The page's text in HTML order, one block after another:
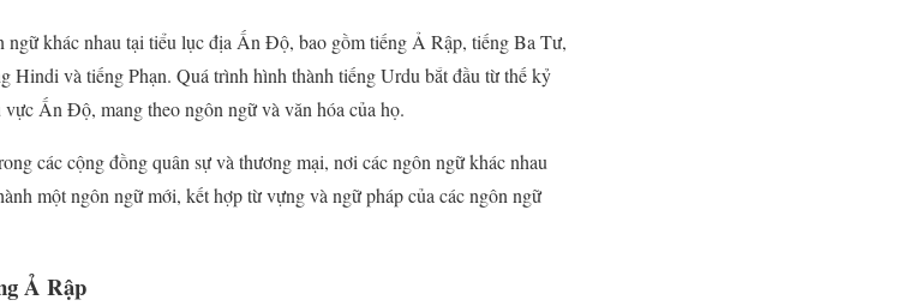
khác nhau tại tiểu lục địa Ấn Độ, bao gồm tiếng Ả Rập, tiếng Ba Tư,
Hindi và tiếng Phạn. Quá trình hình thành tiếng Urdu bắt đầu từ thế kỷ
Ấn Độ, mang theo ngôn ngữ và văn hóa của họ.
các cộng đồng quân sự và thương mại, nơi các ngôn ngữ khác nhau
một ngôn ngữ mới, kết hợp từ vựng và ngữ pháp của các ngôn ngữ
Ả Rập